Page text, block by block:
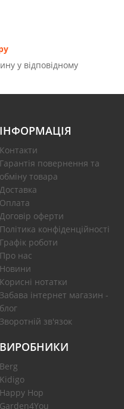
у відповідному
ІНФОРМАЦІЯ
Контакти
Гарантія повернення та
обміну товара
Доставка
Оплата
Договір оферти
Політика конфіденційності
Графік роботи
Про нас
Новини
Корисні нотатки
Забава інтернет магазин -
блог
Зворотній зв'язок
ВИРОБНИКИ
Berg
Kidigo
Happy Hop
Garden4You